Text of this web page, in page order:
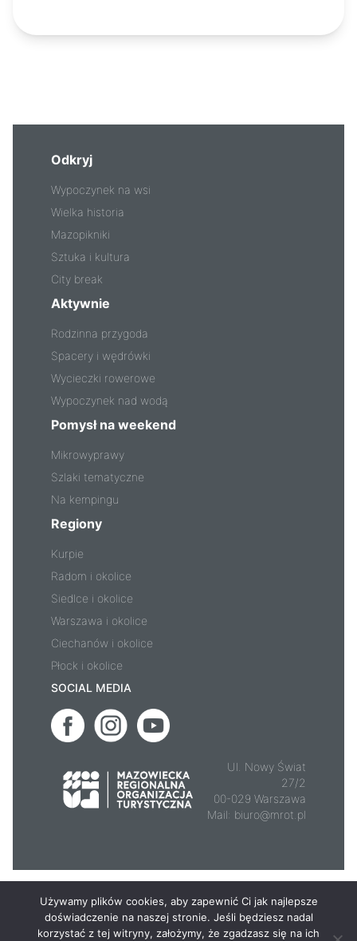
Odkryj
Wypoczynek na wsi
Wielka historia
Mazopikniki
Sztuka i kultura
City break
Aktywnie
Rodzinna przygoda
Spacery i wędrówki
Wycieczki rowerowe
Wypoczynek nad wodą
Pomysł na weekend
Mikrowyprawy
Szlaki tematyczne
Na kempingu
Regiony
Kurpie
Radom i okolice
Siedlce i okolice
Warszawa i okolice
Ciechanów i okolice
Płock i okolice
SOCIAL MEDIA
Ul. Nowy Świat
27/2
00-029 Warszawa
Mail: biuro@mrot.pl
Używamy plików cookies, aby zapewnić Ci jak najlepsze
doświadczenie na naszej stronie. Jeśli będziesz nadal
korzystać z tej witryny, założymy, że zgadzasz się na ich